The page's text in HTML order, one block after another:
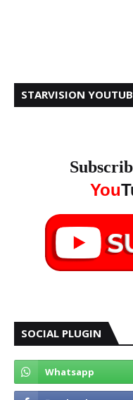
STARVISION
You
SOCIAL PLUGIN